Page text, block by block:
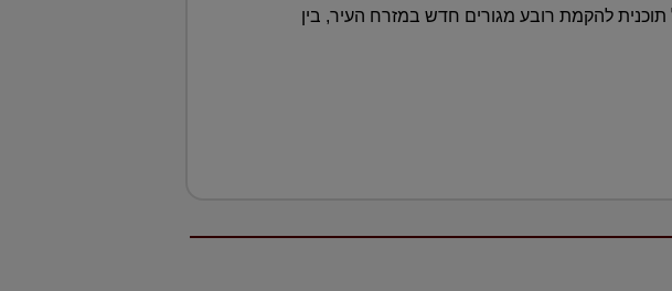
להקמת רובע מגורים חדש במזרח העיר, בין